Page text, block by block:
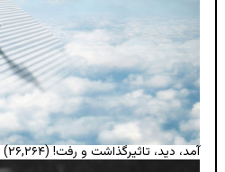
آمد، دید، تاثیرگذاشت و رفت! (۲۶,۲۶۴)